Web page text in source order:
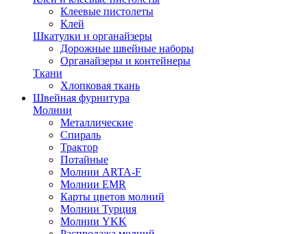
Клеевые пистолеты
Клей
Шкатулки и органайзеры
Дорожные швейные наборы
Органайзеры и контейнеры
Ткани
Хлопковая ткань
Швейная фурнитура
Молнии
Металлические
Спираль
Трактор
Потайные
Молнии ARTA-F
Молнии EMR
Карты цветов молний
Молнии Турция
Молнии YKK